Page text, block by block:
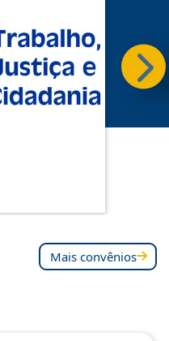
Mais convênios